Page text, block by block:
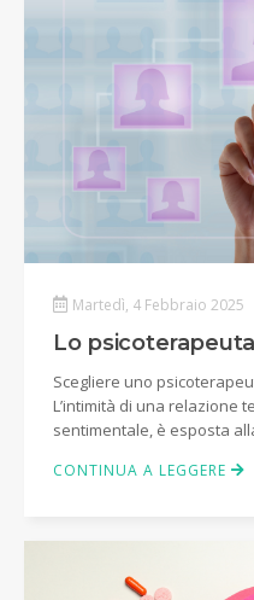
Martedì, 4 Febbraio 2025
Lo
Scegliere uno
L’intimità di una relazione
sentimentale, è esposta
CONTINUA A LEGGERE